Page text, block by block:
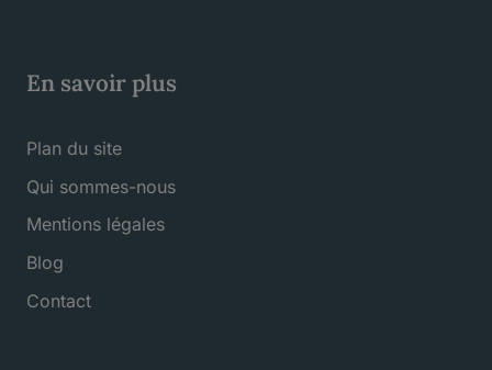
En savoir plus
Plan du site
Qui sommes-nous
Mentions légales
Blog
Contact